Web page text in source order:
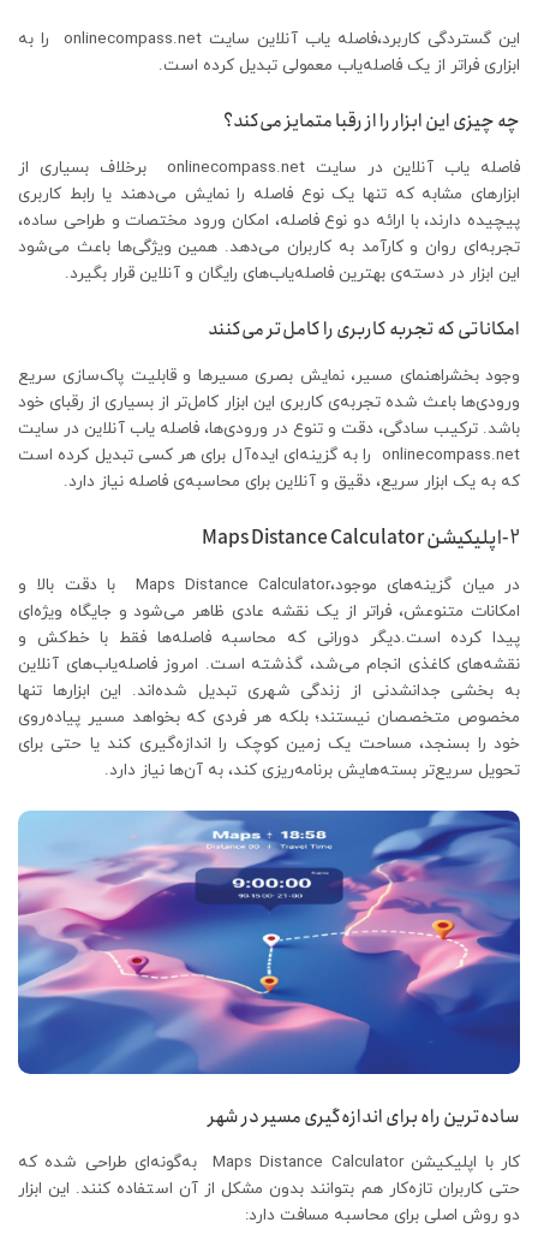
این گستردگی کاربرد،فاصله یاب آنلاین سایت onlinecompass.net را به
ابزاری فراتر از یک فاصله‌یاب معمولی تبدیل کرده است.
چه چیزی این ابزار را از رقبا متمایز می‌کند؟
فاصله یاب آنلاین در سایت onlinecompass.net برخلاف بسیاری از
ابزارهای مشابه که تنها یک نوع فاصله را نمایش می‌دهند یا رابط کاربری
پیچیده دارند، با ارائه دو نوع فاصله، امکان ورود مختصات و طراحی ساده،
تجربه‌ای روان و کارآمد به کاربران می‌دهد. همین ویژگی‌ها باعث می‌شود
این ابزار در دسته‌ی بهترین فاصله‌یاب‌های رایگان و آنلاین قرار بگیرد.
امکاناتی که تجربه کاربری را کامل‌تر می‌کنند
وجود بخشراهنمای مسیر، نمایش بصری مسیرها و قابلیت پاک‌سازی سریع
ورودی‌ها باعث شده تجربه‌ی کاربری این ابزار کامل‌تر از بسیاری از رقبای خود
باشد. ترکیب سادگی، دقت و تنوع در ورودی‌ها، فاصله یاب آنلاین در سایت
onlinecompass.net را به گزینه‌ای ایده‌آل برای هر کسی تبدیل کرده است
که به یک ابزار سریع، دقیق و آنلاین برای محاسبه‌ی فاصله نیاز دارد.
2-اپلیکیشن Maps Distance Calculator
در میان گزینه‌های موجود،Maps Distance Calculator با دقت بالا و
امکانات متنوعش، فراتر از یک نقشه عادی ظاهر می‌شود و جایگاه ویژه‌ای
پیدا کرده است.دیگر دورانی که محاسبه فاصله‌ها فقط با خط‌کش و
نقشه‌های کاغذی انجام می‌شد، گذشته است. امروز فاصله‌یاب‌های آنلاین
به بخشی جدانشدنی از زندگی شهری تبدیل شده‌اند. این ابزارها تنها
مخصوص متخصصان نیستند؛ بلکه هر فردی که بخواهد مسیر پیاده‌روی
خود را بسنجد، مساحت یک زمین کوچک را اندازه‌گیری کند یا حتی برای
تحویل سریع‌تر بسته‌هایش برنامه‌ریزی کند، به آن‌ها نیاز دارد.
ساده‌ترین راه برای اندازه‌گیری مسیر در شهر
کار با اپلیکیشن Maps Distance Calculator به‌گونه‌ای طراحی شده که
حتی کاربران تازه‌کار هم بتوانند بدون مشکل از آن استفاده کنند. این ابزار
دو روش اصلی برای محاسبه مسافت دارد: